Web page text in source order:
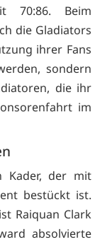
70:86. Beim
die Gladiators
ihrer Fans
sondern
die ihr
im
Kader, der mit
bestückt ist.
Raiquan Clark
absolvierte